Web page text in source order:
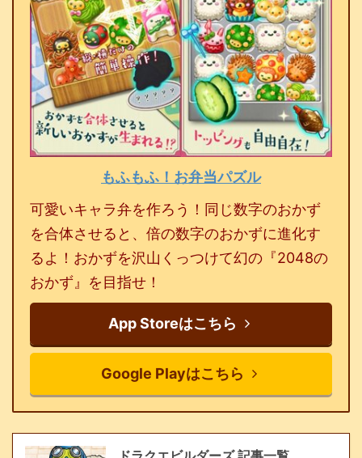
もふもふ！お弁当パズル
可愛いキャラ弁を作ろう！同じ数字のおかず
を合体させると、倍の数字のおかずに進化す
るよ！おかずを沢山くっつけて幻の『2048の
おかず』を目指せ！
App Storeはこちら
Google Playはこちら